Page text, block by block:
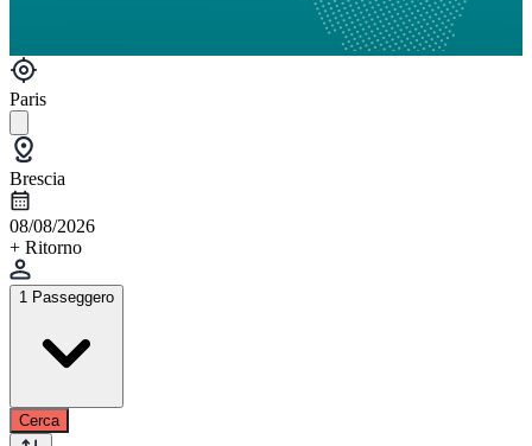
Paris
Brescia
08/08/2026
+ Ritorno
1 Passeggero
Cerca